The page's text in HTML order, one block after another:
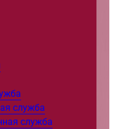
служба
служба